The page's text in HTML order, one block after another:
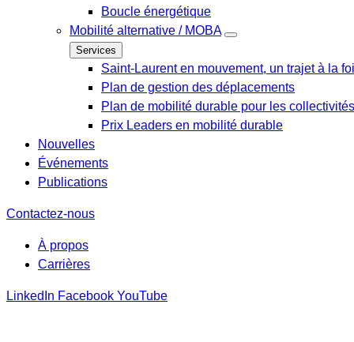
Boucle énergétique
Mobilité alternative / MOBA
Services
Saint-Laurent en mouvement, un trajet à la
Plan de gestion des déplacements
Plan de mobilité durable pour les collectivités
Prix Leaders en mobilité durable
Nouvelles
Événements
Publications
Contactez-nous
À propos
Carrières
LinkedIn Facebook YouTube